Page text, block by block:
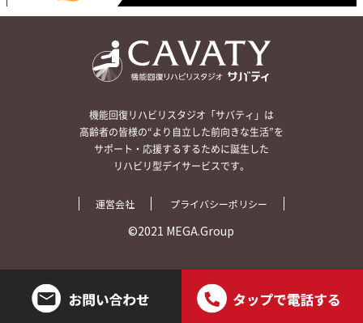
機能回復リハビリスタジオ「サバティ」は
高齢者の皆様の“より自立した前向きな生活”を
サポート・応援するするために誕生した
リハビリ型デイサービスです。
運営会社 プライバシーポリシー
©2021 MEGA.Group